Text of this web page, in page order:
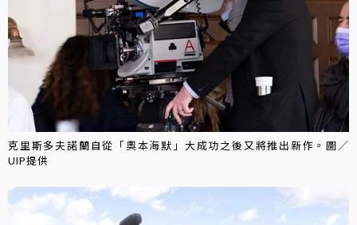
克里斯多夫諾蘭自從「奧本海默」大成功之後又將推出新作。圖／
UIP提供